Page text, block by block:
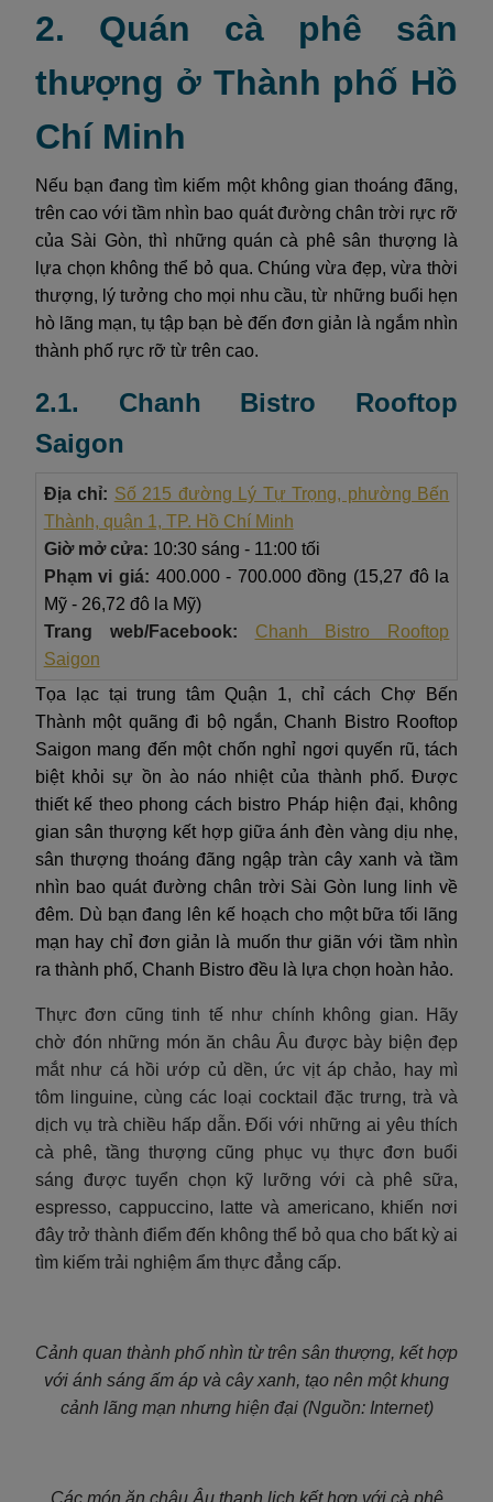
2. Quán cà phê sân
thượng ở Thành phố Hồ
Chí Minh
Nếu bạn đang tìm kiếm một không gian thoáng đãng,
trên cao với tầm nhìn bao quát đường chân trời rực rỡ
của Sài Gòn, thì những quán cà phê sân thượng là
lựa chọn không thể bỏ qua. Chúng vừa đẹp, vừa thời
thượng, lý tưởng cho mọi nhu cầu, từ những buổi hẹn
hò lãng mạn, tụ tập bạn bè đến đơn giản là ngắm nhìn
thành phố rực rỡ từ trên cao.
2.1. Chanh Bistro Rooftop
Saigon
Địa chỉ: Số 215 đường Lý Tự Trọng, phường Bến
Thành, quận 1, TP. Hồ Chí Minh
Giờ mở cửa: 10:30 sáng - 11:00 tối
Phạm vi giá: 400.000 - 700.000 đồng (15,27 đô la
Mỹ - 26,72 đô la Mỹ)
Trang web/Facebook: Chanh Bistro Rooftop
Saigon
Tọa lạc tại trung tâm Quận 1, chỉ cách Chợ Bến
Thành một quãng đi bộ ngắn, Chanh Bistro Rooftop
Saigon mang đến một chốn nghỉ ngơi quyến rũ, tách
biệt khỏi sự ồn ào náo nhiệt của thành phố. Được
thiết kế theo phong cách bistro Pháp hiện đại, không
gian sân thượng kết hợp giữa ánh đèn vàng dịu nhẹ,
sân thượng thoáng đãng ngập tràn cây xanh và tầm
nhìn bao quát đường chân trời Sài Gòn lung linh về
đêm. Dù bạn đang lên kế hoạch cho một bữa tối lãng
mạn hay chỉ đơn giản là muốn thư giãn với tầm nhìn
ra thành phố, Chanh Bistro đều là lựa chọn hoàn hảo.
Thực đơn cũng tinh tế như chính không gian. Hãy
chờ đón những món ăn châu Âu được bày biện đẹp
mắt như cá hồi ướp củ dền, ức vịt áp chảo, hay mì
tôm linguine, cùng các loại cocktail đặc trưng, trà và
dịch vụ trà chiều hấp dẫn. Đối với những ai yêu thích
cà phê, tầng thượng cũng phục vụ thực đơn buổi
sáng được tuyển chọn kỹ lưỡng với cà phê sữa,
espresso, cappuccino, latte và americano, khiến nơi
đây trở thành điểm đến không thể bỏ qua cho bất kỳ ai
tìm kiếm trải nghiệm ẩm thực đẳng cấp.
Cảnh quan thành phố nhìn từ trên sân thượng, kết hợp
với ánh sáng ấm áp và cây xanh, tạo nên một khung
cảnh lãng mạn nhưng hiện đại (Nguồn: Internet)
Các món ăn châu Âu thanh lịch kết hợp với cà phê